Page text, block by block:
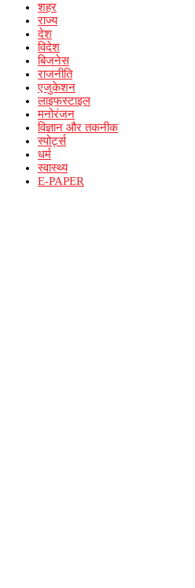
शहर
राज्य
देश
विदेश
बिजनेस
राजनीति
एजुकेशन
लाइफस्टाइल
मनोरंजन
विज्ञान और तकनीक
स्पोर्ट्स
धर्म
स्वास्थ्य
E-PAPER